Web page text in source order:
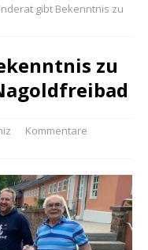
gibt Bekenntnis zu
zu
Kommentare